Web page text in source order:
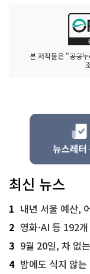
본 저작물은 "공공
최신 뉴스
1 내년 서울 예산,
2 영화·AI 등 192
3 9월 20일, 차 없는
4 밤에도 식지 않